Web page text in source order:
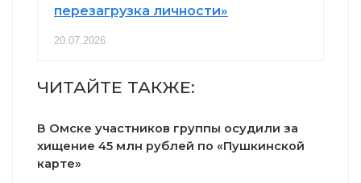
перезагрузка личности»
20.07.2026
ЧИТАЙТЕ ТАКЖЕ:
В Омске участников группы осудили за
хищение 45 млн рублей по «Пушкинской
карте»